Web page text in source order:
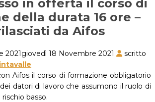
in offerta il corso di
della durata 16 ore –
da Aifos
2021giovedì 18 Novembre 2021
scritto
Aifos il corso di formazione obbligatorio
datori di lavoro che assumono il ruolo di
basso.